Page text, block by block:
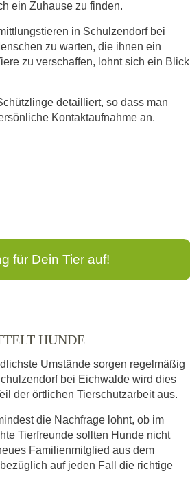
ein Zuhause zu finden.
in Schulzendorf bei
zu warten, die ihnen ein
zu verschaffen, lohnt sich ein Blick
detailliert, so dass man
Kontaktaufnahme an.
für Dein Tier auf!
HUNDE
Umstände sorgen regelmäßig
bei Eichwalde wird dies
der örtlichen Tierschutzarbeit aus.
die Nachfrage lohnt, ob im
Tierfreunde sollten Hunde nicht
Familienmitglied aus dem
auf jeden Fall die richtige